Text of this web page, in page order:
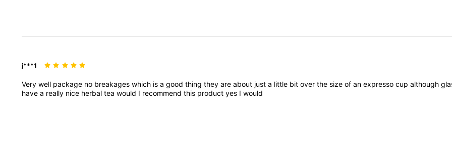
j***1
Very well package no breakages which is a good thing they are about just a little bit over the size of an expresso cup although
have a really nice herbal tea would I recommend this product yes I would